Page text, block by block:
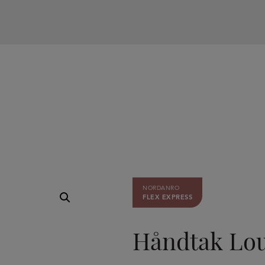
Håndtak
NORDANRO
FLEX EXPRESS